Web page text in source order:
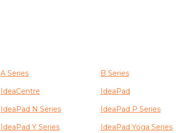
A Series B Series
IdeaCentre IdeaPad
IdeaPad N Series IdeaPad P Series
IdeaPad Y Series IdeaPad Yoga Series